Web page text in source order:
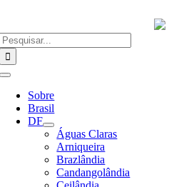
o
conteúdo
Alternar
Navegação
Sobre
Brasil
DF
Águas Claras
Arniqueira
Brazlândia
Candangolândia